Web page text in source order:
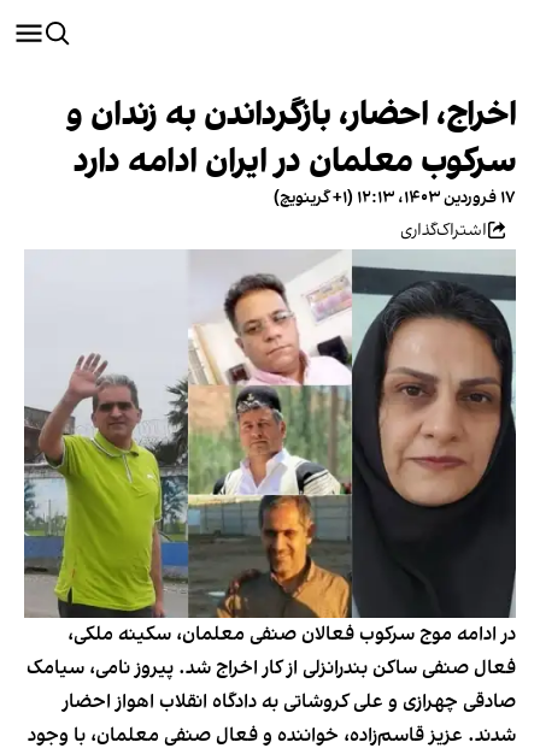
اخراج، احضار، بازگرداندن به زندان و
سرکوب معلمان در ایران ادامه دارد
۱۷ فروردین ۱۴۰۳، ۱۲:۱۳ (‎+۱ گرینویچ)
اشتراک‌گذاری
در ادامه موج سرکوب فعالان صنفی معلمان، سکینه ملکی،
فعال صنفی ساکن بندرانزلی از کار اخراج شد. پیروز نامی، سیامک
صادقی چهرازی و علی کروشاتی به دادگاه انقلاب اهواز احضار
شدند. عزیز قاسم‌زاده، خواننده و فعال صنفی معلمان، با وجود